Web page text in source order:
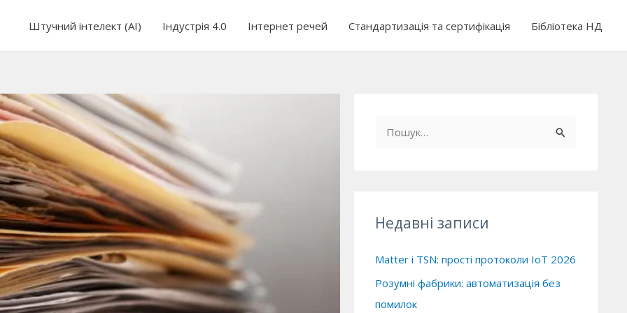
Штучний інтелект (AI) Індустрія 4.0 Інтернет речей Стандартизація та сертифікація Бібліотека НД
иНедавні записи
Matter і TSN: прості протоколи IoT 2026
Розумні фабрики: автоматизація без
помилок